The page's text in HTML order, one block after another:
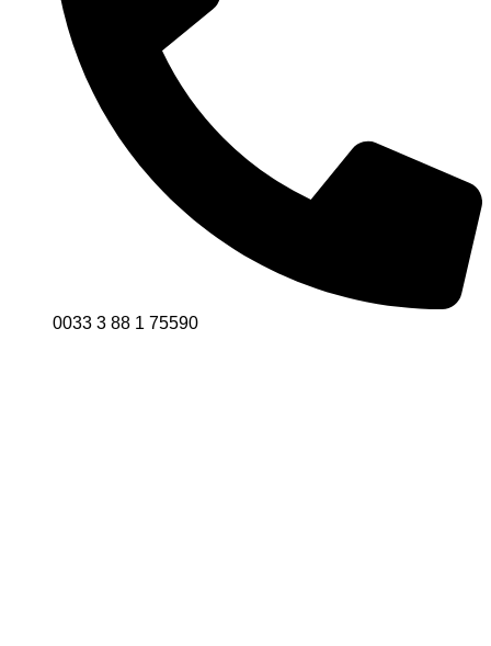
0033 3 88 1 75590